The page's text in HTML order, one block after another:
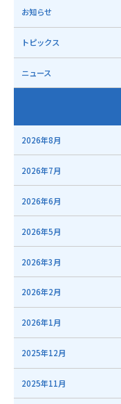
お知らせ
トピックス
ニュース
2026年8月
2026年7月
2026年6月
2026年5月
2026年3月
2026年2月
2026年1月
2025年12月
2025年11月